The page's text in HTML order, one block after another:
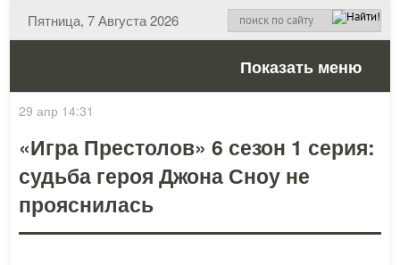
Пятница, 7 Августа 2026
Показать меню
29 апр 14:31
«Игра Престолов» 6 сезон 1 серия:
судьба героя Джона Сноу не
прояснилась